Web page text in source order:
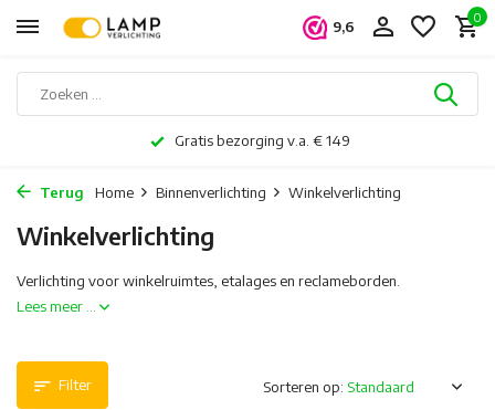
9,6
0
Al 20 jaar dé lichtspecialist in Nederland & België
Terug Home Binnenverlichting Winkelverlichting
Winkelverlichting
Verlichting voor winkelruimtes, etalages en reclameborden.
Lees meer ...
Filter Sorteren op: